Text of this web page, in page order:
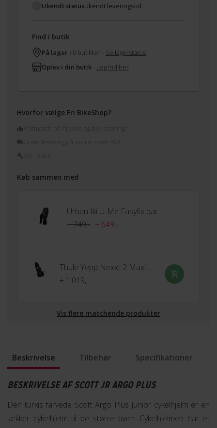
Ukendt statusUkendt leveringstid
Find i butik
På lager i 0 butikker - Se lagerstatus
Oplev i din butik - Log ind her
Hvorfor vælge Fri BikeShop?
Prismatch på hjelme og beklædning*
Køb sammen med
Urban Iki U-Me Easyfix barnestol til bagagebærer
+ 749,- + 649,-
Thule Yepp Nexxt 2 Maxi Barnestol
+ 1.019,-
Vis flere matchende produkter
Beskrivelse Tilbehør Specifikationer
BESKRIVELSE AF SCOTT JR ARGO PLUS
Den turkis farvede Scott Argo Plus Junior cykelhjelm er en
lækker cykelhjelm til de større børn. Cykelhjelmen har et